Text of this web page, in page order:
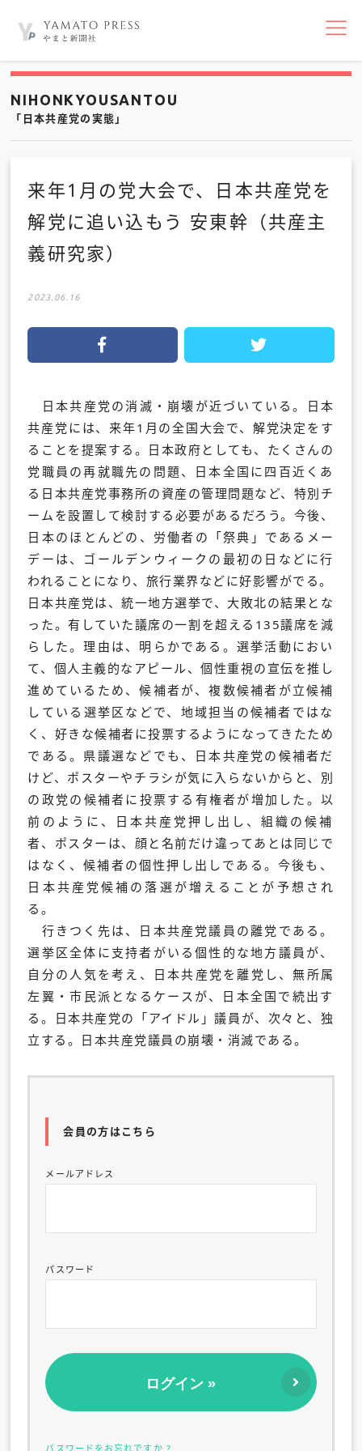
nav
NIHONKYOUSANTOU
「日本共産党の実態」
来年1月の党大会で、日本共産党を
解党に追い込もう 安東幹（共産主
義研究家）
2023.06.16
日本共産党の消滅・崩壊が近づいている。日本
共産党には、来年1月の全国大会で、解党決定をす
ることを提案する。 日本政府としても、たくさんの
党職員の再就職先の問題、 日本全国に四百近くあ
る日本共産党事務所の資産の管理問題など、 特別チ
ームを設置して検討する必要があるだろう。今後、
日本のほとんどの、労働者の「祭典」であるメー
デーは、 ゴールデンウィークの最初の日などに行
われることになり、 旅行業界などに好影響がでる。
日本共産党は、統一地方選挙で、大敗北の結果とな
った。有していた議席の一割を超える135議席を減
らした。理由は、 明らかである。選挙活動におい
て、個人主義的なアピール、個性重視の宣伝を推し
進めているため、候補者が、複数候補者が立候補
している選挙区などで、 地域担当の候補者ではな
く、 好きな候補者に投票するようになってきたため
である。 県議選などでも、日本共産党の候補者だ
けど、 ポスターやチラシが気に入らないからと、 別
の政党の候補者に投票する有権者が増加した。以
前のように、
日本共産党押し出し、組織の候補
者、ポスターは、 顔と名前だけ違ってあとは同じで
はなく、候補者の個性押し出しである。今後も、
日本共産党候補の落選が増えることが予想され
る。
行きつく先は、日本共産党議員の離党である。
選挙区全体に支持者がいる個性的な地方議員が、
自分の人気を考え、日本共産党を離党し、無所属
左翼・市民派となるケースが、日本全国で続出す
る。日本共産党の「アイドル」議員が、次々と、独
立する。日本共産党議員の崩壊・ 消滅である。
会員の方はこちら
メールアドレス
パスワード
パスワードをお忘れですか ?